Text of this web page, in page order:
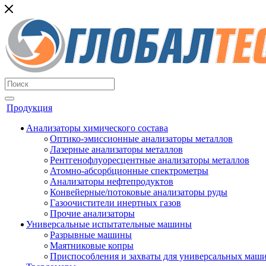
Продукция
Анализаторы химического состава
Оптико-эмиссионные анализаторы металлов
Лазерные анализаторы металлов
Рентгенофлуоресцентные анализаторы металлов
Атомно-абсорбционные спектрометры
Анализаторы нефтепродуктов
Конвейерные/потоковые анализаторы руды
Газоочистители инертных газов
Прочие анализаторы
Универсальные испытательные машины
Разрывные машины
Маятниковые копры
Приспособления и захваты для универсальных